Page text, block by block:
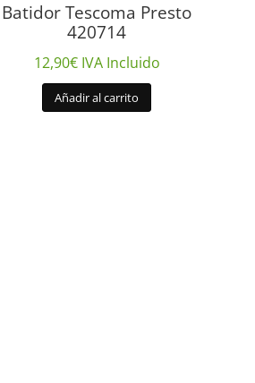
Batidor Tescoma Presto
420714
12,90€ IVA Incluido
Añadir al carrito